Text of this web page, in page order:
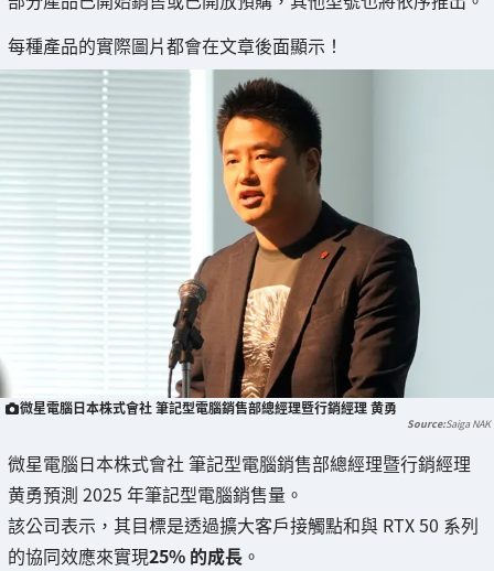
每種產品的實際圖片都會在文章後面顯示！
微星電腦日本株式會社 筆記型電腦銷售部總經理暨行銷經理 黄勇
Saiga NAK
微星電腦日本株式會社 筆記型電腦銷售部總經理暨行銷經理
黄勇預測 2025 年筆記型電腦銷售量。
該公司表示，其目標是透過擴大客戶接觸點和與 RTX 50 系列
的協同效應來實現25% 的成長 。